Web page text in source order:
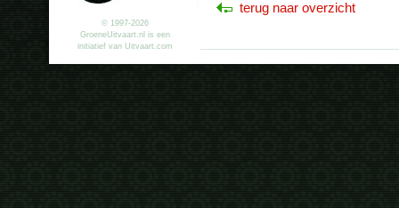
© 1997-2026
GroeneUitvaart.nl is een
initiatief van Uitvaart.com
terug naar overzicht